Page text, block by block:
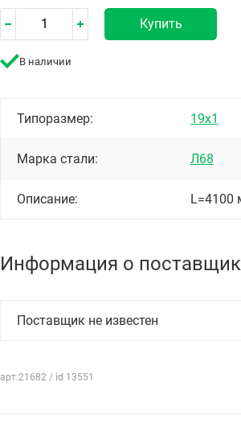
Купить
В наличии
Типоразмер: 19х1
Марка стали: Л68
Описание: L=4100
Информация о
Поставщик не известен
арт.21682 / id 13551